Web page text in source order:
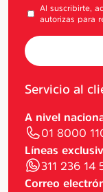
Al suscribirte,
autorizas para
Servicio al
A nivel
01 8000
Líneas
311 236 14
Correo